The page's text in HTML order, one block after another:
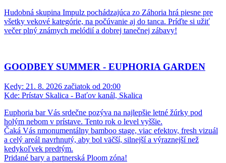
Hudobná skupina Impulz pochádzajúca zo Záhoria hrá piesne pre
všetky vekové kategórie, na počúvanie aj do tanca. Príďte si užiť
večer plný známych melódií a dobrej tanečnej zábavy!
GOODBEY SUMMER - EUPHORIA GARDEN
Kedy: 21. 8. 2026 začiatok od 20:00
Kde: Prístav Skalica - Baťov kanál, Skalica
Euphoria bar Vás srdečne pozýva na najlepšie letné žúrky pod
holým nebom v prístave. Tento rok o level vyššie.
Čaká Vás nmonumentálny bamboo stage, viac efektov, fresh vizuál
a celý areál navrhnutý, aby bol väčší, silnejší a výraznejší než
kedykoľvek predtým.
Pridané bary a partnerská Ploom zóna!